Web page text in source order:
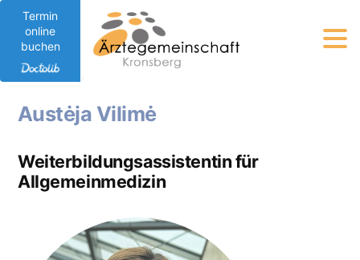
Zum
Inhalt
springen
Termin
online
buchen
Austėja Vilimė
Weiterbildungsassistentin für
Allgemeinmedizin
MENU